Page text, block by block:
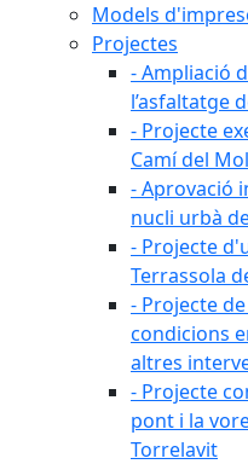
Models
Projectes
- Ampliació
l’asfaltatge
- Projecte
Camí del
- Aprovació
nucli urbà
- Projecte
Terrassola
- Projecte
condicions
altres
- Projecte
pont i la
Torrelavit